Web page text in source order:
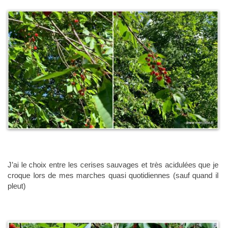
J’ai le choix entre les cerises sauvages et très acidulées que je
croque lors de mes marches quasi quotidiennes (sauf quand il
pleut)